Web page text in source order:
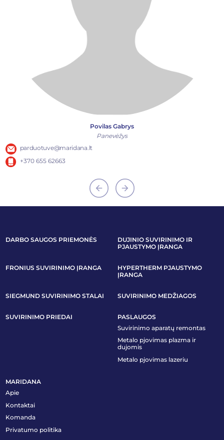
Povilas Gabrys
Panevėžys
parduotuve@maridana.lt
+370 655 62663
DARBO SAUGOS PRIEMONĖS
DUJINIO SUVIRINIMO IR
PJAUSTYMO ĮRANGA
FRONIUS SUVIRINIMO ĮRANGA
HYPERTHERM PJAUSTYMO
ĮRANGA
SIEGMUND SUVIRINIMO STALAI SUVIRINIMO MEDŽIAGOS
SUVIRINIMO PRIEDAI
PASLAUGOS
Suvirinimo aparatų remontas
Metalo pjovimas plazma ir
dujomis
Metalo pjovimas lazeriu
MARIDANA
Apie
Kontaktai
Komanda
Privatumo politika